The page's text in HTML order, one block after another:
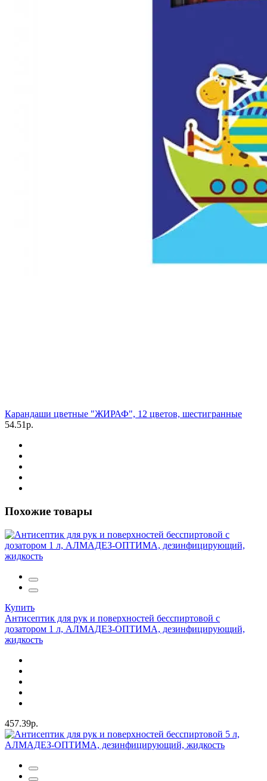
Карандаши цветные "ЖИРАФ", 12 цветов, шестигранные
54.51р.
Похожие товары
Купить
Антисептик для рук и поверхностей бесспиртовой с
дозатором 1 л, АЛМАДЕЗ-ОПТИМА, дезинфицирующий,
жидкость
457.39р.